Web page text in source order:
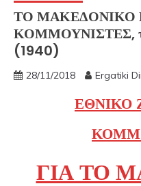
ΤΟ ΜΑΚΕΔΟΝΙΚΟ
ΚΟΜΜΟΥΝΙΣΤΕΣ,
(1940)
28/11/2018 Ergatiki
ΕΘΝΙΚΟ
ΓΙΑ ΤΟ